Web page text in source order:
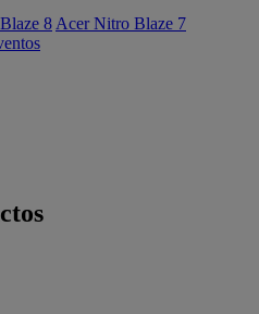
8 Acer Nitro Blaze 7